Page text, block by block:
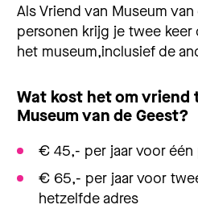
Als Vriend van Museum
personen krijg je twee
het museum,inclusief de
Wat kost het om vriend
Museum van de Geest?
€ 45,- per jaar voor één
€ 65,- per jaar voor
hetzelfde adres